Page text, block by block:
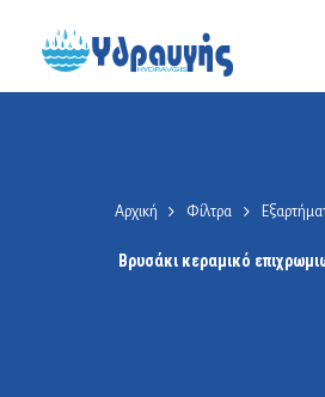
Αρχική Φίλτρα
Βρυσάκι κεραμικό